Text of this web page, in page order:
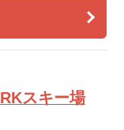
スキー場